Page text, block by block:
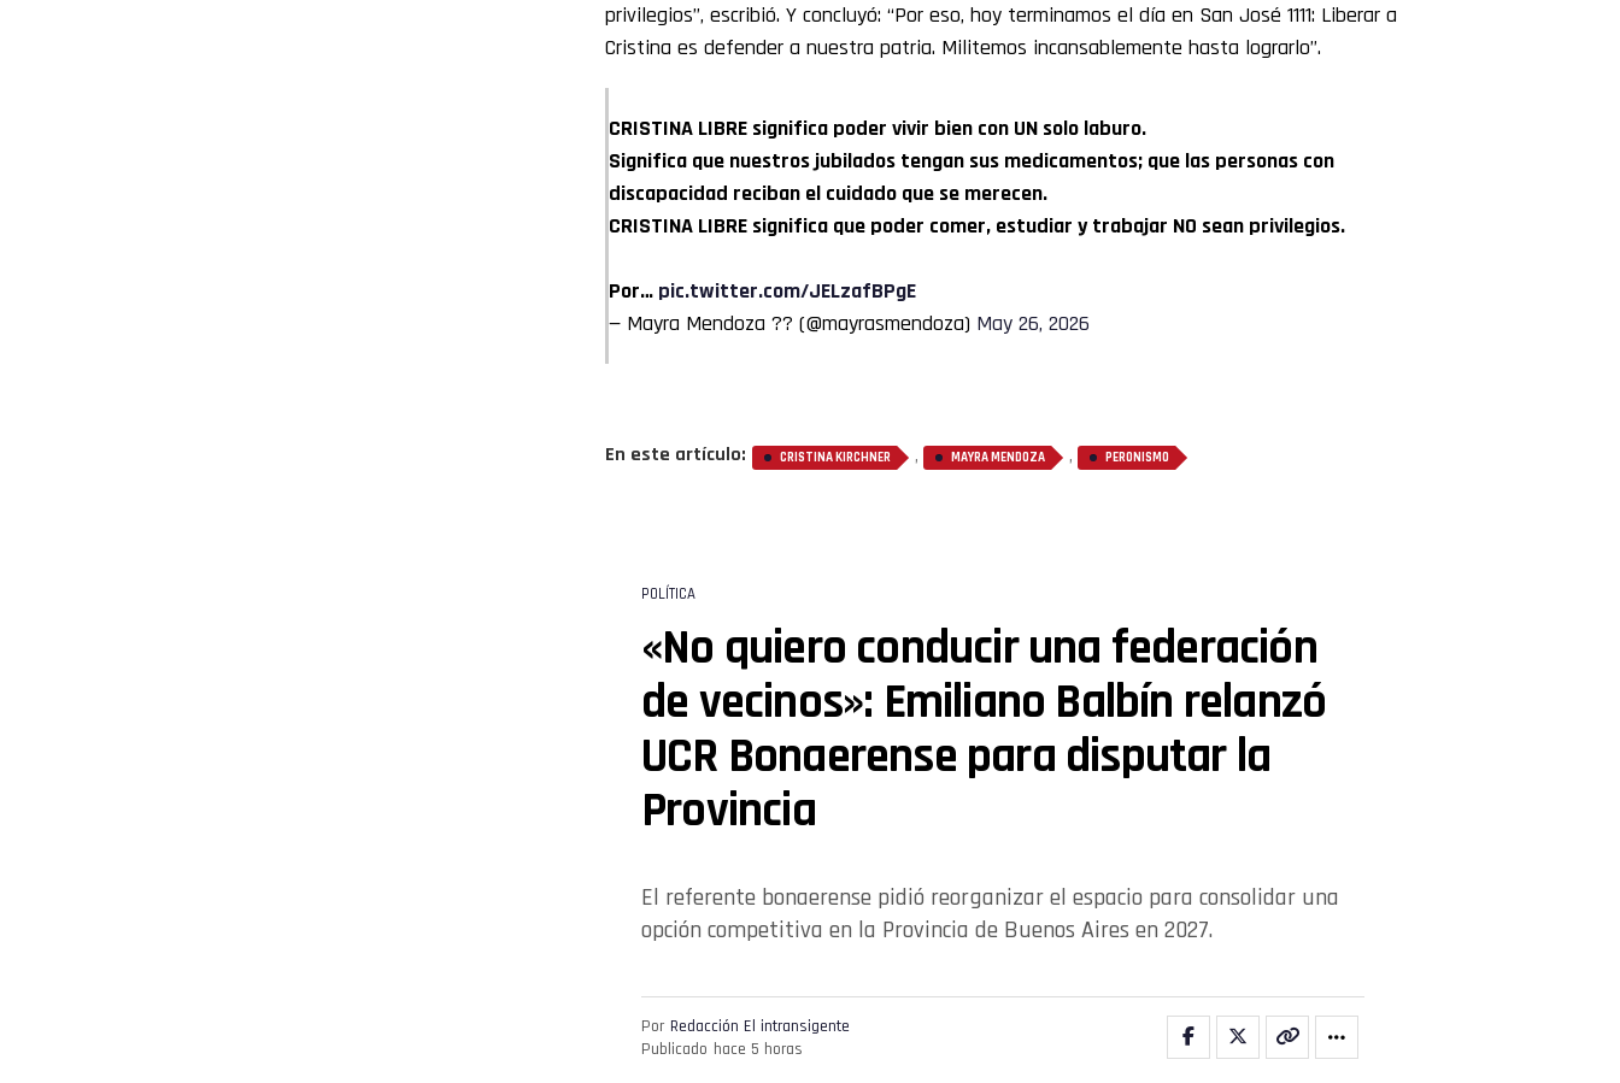
privilegios”, escribió. Y concluyó: “Por eso, hoy terminamos el día en San José 1111: Liberar a
Cristina es defender a nuestra patria. Militemos incansablemente hasta lograrlo”.
CRISTINA LIBRE significa poder vivir bien con UN solo laburo.
Significa que nuestros jubilados tengan sus medicamentos; que las personas con
discapacidad reciban el cuidado que se merecen.
CRISTINA LIBRE significa que poder comer, estudiar y trabajar NO sean privilegios.
Por… pic.twitter.com/JELzafBPgE
— Mayra Mendoza ?? (@mayrasmendoza) May 26, 2026
En este artículo: CRISTINA KIRCHNER , MAYRA MENDOZA , PERONISMO
POLÍTICA
«No quiero conducir una federación
de vecinos»: Emiliano Balbín relanzó
UCR Bonaerense para disputar la
Provincia
El referente bonaerense pidió reorganizar el espacio para consolidar una
opción competitiva en la Provincia de Buenos Aires en 2027.
Por Redacción El intransigente
Publicado hace 5 horas